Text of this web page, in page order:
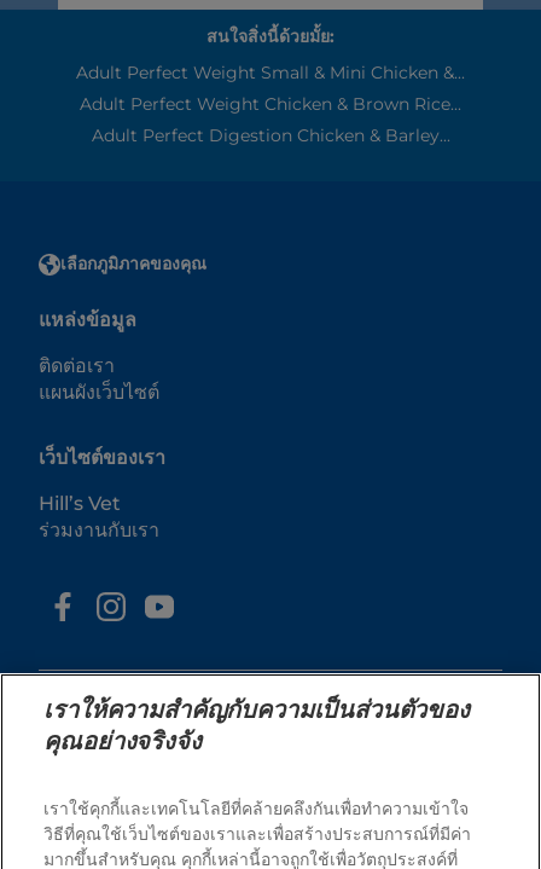
สนใจสิ่งนี้ด้วยมั้ย:
Adult Perfect Weight Small & Mini Chicken &...
Adult Perfect Weight Chicken & Brown Rice...
Adult Perfect Digestion Chicken & Barley...
เลือกภูมิภาคของคุณ
แหล่งข้อมูล
ติดต่อเรา
แผนผังเว็บไซต์
เว็บไซต์ของเรา
Hill’s Vet
ร่วมงานกับเรา
สงวนลิขสิทธิ์ 100%.
ตามที่ใช้ในที่นี้ หมายถึงสถานะเครื่องหมายการค้าจดทะเบียน
เราให้ความสำคัญกับความเป็นส่วนตัวของ
คุณอย่างจริงจัง
เราใช้คุกกี้และเทคโนโลยีที่คล้ายคลึงกันเพื่อทำความเข้าใจ
วิธีที่คุณใช้เว็บไซต์ของเราและเพื่อสร้างประสบการณ์ที่มีค่า
มากขึ้นสำหรับคุณ คุกกี้เหล่านี้อาจถูกใช้เพื่อวัตถุประสงค์ที่